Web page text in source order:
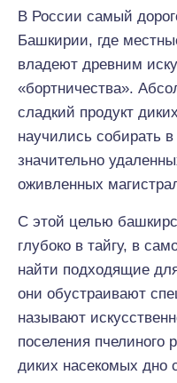
В России самый
Башкирии, где
владеют древним
«бортничества».
сладкий продукт
научились собирать
значительно
оживленных
С этой целью
глубоко в тайгу, в
найти подходящие
они обустраивают
называют
поселения пчелиного
диких насекомых дно